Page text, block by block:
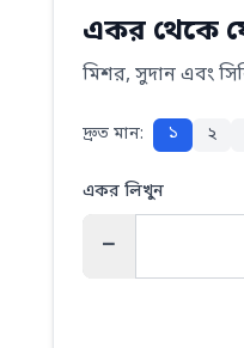
একর থেকে
মিশর, সুদান এবং
দ্রুত মান: ১ ২
একর লিখুন
−